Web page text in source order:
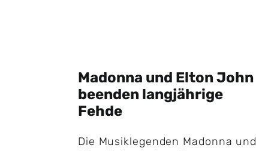
Madonna und Elton John
beenden langjährige
Fehde
Die Musiklegenden Madonna und